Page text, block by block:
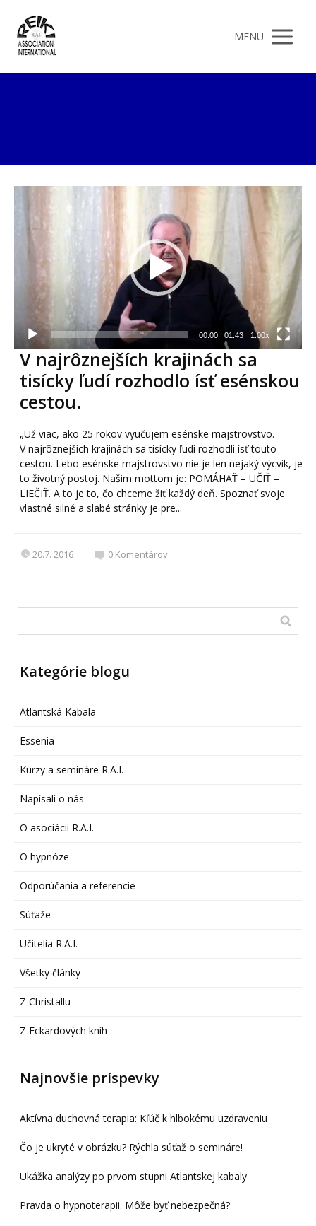
MENU
prehrávač
00:00 | 01:43 1.00x
V najrôznejších krajinách sa
tisícky ľudí rozhodlo ísť esénskou
cestou.
„Už viac, ako 25 rokov vyučujem esénske majstrovstvo.
V najrôznejších krajinách sa tisícky ľudí rozhodli ísť touto
cestou. Lebo esénske majstrovstvo nie je len nejaký výcvik, je
to životný postoj. Našim mottom je: POMÁHAŤ – UČIŤ –
LIEČIŤ. A to je to, čo chceme žiť každý deň. Spoznať svoje
vlastné silné a slabé stránky je pre...
20.7. 2016 0 Komentárov
Kategórie blogu
Atlantská Kabala
Essenia
Kurzy a semináre R.A.I.
Napísali o nás
O asociácii R.A.I.
O hypnóze
Odporúčania a referencie
Súťaže
Učitelia R.A.I.
Všetky články
Z Christallu
Z Eckardových kníh
Najnovšie príspevky
Aktívna duchovná terapia: Kľúč k hlbokému uzdraveniu
Čo je ukryté v obrázku? Rýchla súťaž o semináre!
Ukážka analýzy po prvom stupni Atlantskej kabaly
Pravda o hypnoterapii. Môže byť nebezpečná?